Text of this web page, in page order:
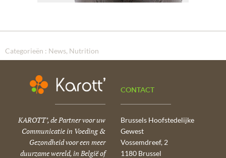
Categorieën : News Nutrition
KAROTT’, de Partner voor uw
Communicatie in Voeding &
Gezondheid voor een meer
duurzame wereld, in België of
CONTACT
Brussels Hoofstedelijke
Gewest
Vossemdreef, 2
1180 Brussel